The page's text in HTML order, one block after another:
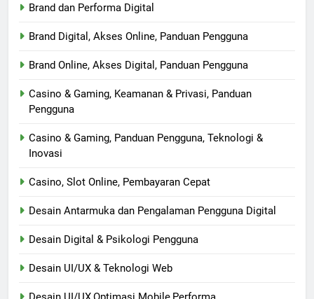
Brand dan Performa Digital
Brand Digital, Akses Online, Panduan Pengguna
Brand Online, Akses Digital, Panduan Pengguna
Casino & Gaming, Keamanan & Privasi, Panduan
Pengguna
Casino & Gaming, Panduan Pengguna, Teknologi &
Inovasi
Casino, Slot Online, Pembayaran Cepat
Desain Antarmuka dan Pengalaman Pengguna Digital
Desain Digital & Psikologi Pengguna
Desain UI/UX & Teknologi Web